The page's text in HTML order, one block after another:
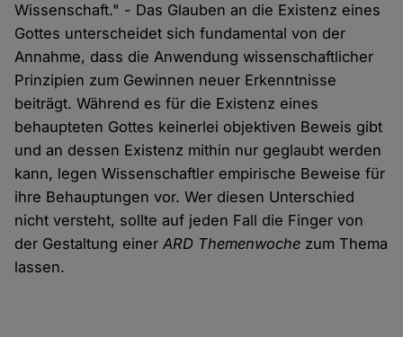
Wissenschaft." - Das Glauben an die Existenz eines
Gottes unterscheidet sich fundamental von der
Annahme, dass die Anwendung wissenschaftlicher
Prinzipien zum Gewinnen neuer Erkenntnisse
beiträgt. Während es für die Existenz eines
behaupteten Gottes keinerlei objektiven Beweis gibt
und an dessen Existenz mithin nur geglaubt werden
kann, legen Wissenschaftler empirische Beweise für
ihre Behauptungen vor. Wer diesen Unterschied
nicht versteht, sollte auf jeden Fall die Finger von
der Gestaltung einerARD Themenwoche zum Thema
lassen.